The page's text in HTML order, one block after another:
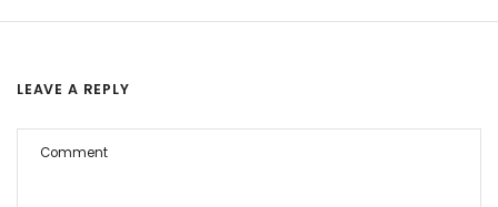
LEAVE A REPLY